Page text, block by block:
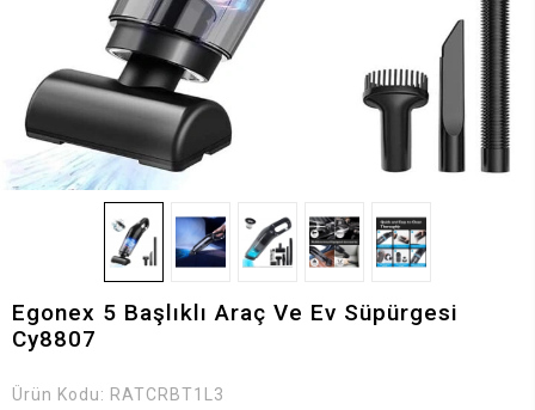
Egonex ​​5 Başlıklı Araç Ve Ev Süpürgesi
Cy8807
Ürün Kodu: RATCRBT1L3